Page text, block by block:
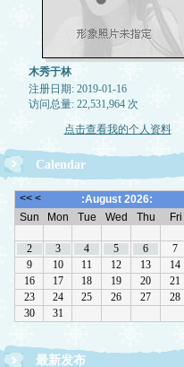
木秀于林
注册日期: 2019-01-16
访问总量: 22,531,964 次
点击查看我的个人资料
Calendar
最新发布